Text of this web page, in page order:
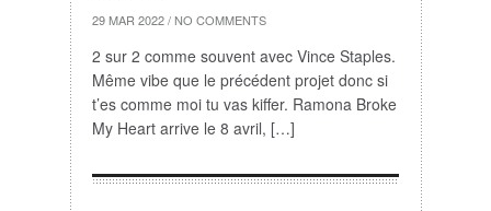
29 MAR 2022 / NO COMMENTS
2 sur 2 comme souvent avec Vince Staples.
Même vibe que le précédent projet donc si
t’es comme moi tu vas kiffer. Ramona Broke
My Heart arrive le 8 avril, […]